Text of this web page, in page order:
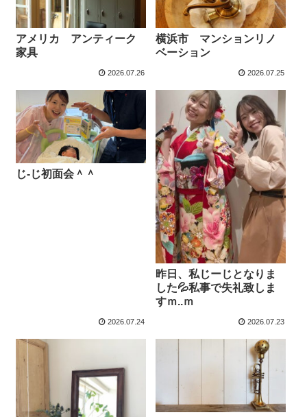
アメリカ アンティーク
家具
2026.07.26
横浜市 マンションリノ
ベーション
2026.07.25
じ-じ初面会＾＾
2026.07.24
昨日、私じーじとなりま
した💦私事で失礼致しま
すｍ..ｍ
2026.07.23